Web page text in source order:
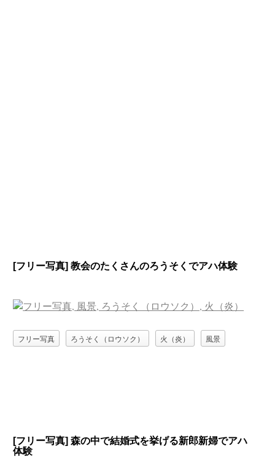
[フリー写真] 教会のたくさんのろうそくでアハ体験
フリー写真 ろうそく（ロウソク） 火（炎） 風景
[フリー写真] 森の中で結婚式を挙げる新郎新婦でアハ
体験